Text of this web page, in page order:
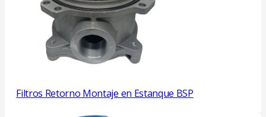
Filtros Retorno Montaje en Estanque BSP